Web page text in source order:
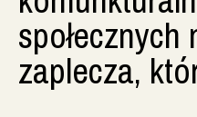
zaplecza,